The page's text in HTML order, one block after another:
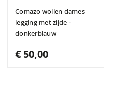
Comazo wollen dames
legging met zijde -
donkerblauw
€ 50,00